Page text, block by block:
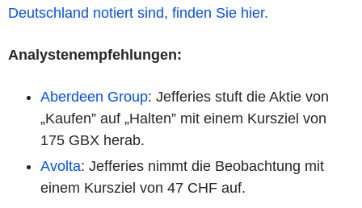
Deutschland notiert sind, finden Sie hier.
Analystenempfehlungen:
Aberdeen Group: Jefferies stuft die Aktie von
„Kaufen” auf „Halten” mit einem Kursziel von
175 GBX herab.
Avolta: Jefferies nimmt die Beobachtung mit
einem Kursziel von 47 CHF auf.